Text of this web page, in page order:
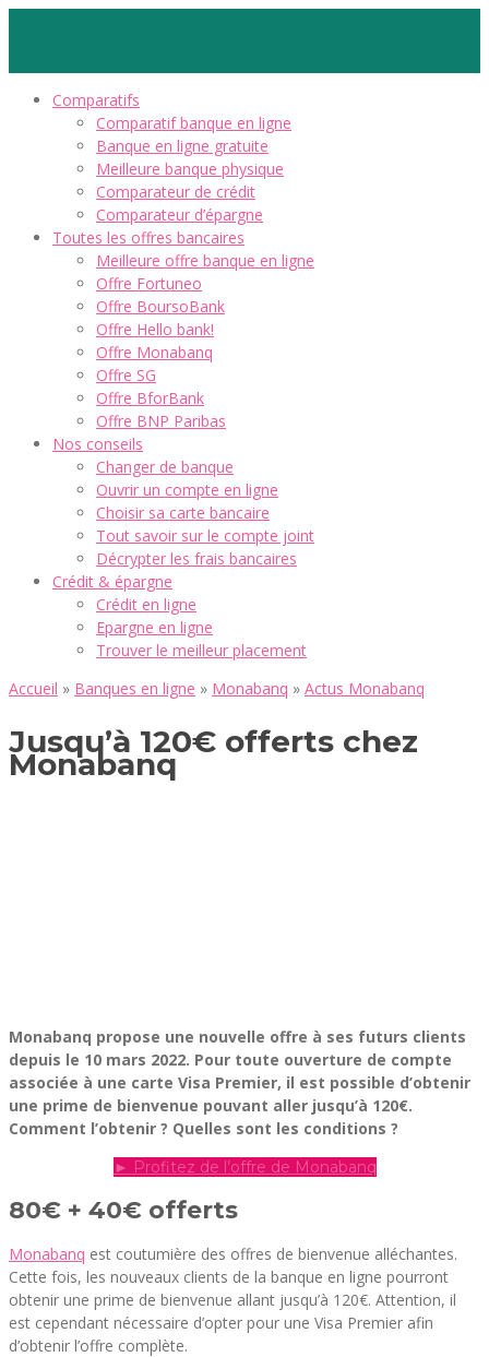
Comparatifs
Comparatif banque en ligne
Banque en ligne gratuite
Meilleure banque physique
Comparateur de crédit
Comparateur d’épargne
Toutes les offres bancaires
Meilleure offre banque en ligne
Offre Fortuneo
Offre BoursoBank
Offre Hello bank!
Offre Monabanq
Offre SG
Offre BforBank
Offre BNP Paribas
Nos conseils
Changer de banque
Ouvrir un compte en ligne
Choisir sa carte bancaire
Tout savoir sur le compte joint
Décrypter les frais bancaires
Crédit & épargne
Crédit en ligne
Epargne en ligne
Trouver le meilleur placement
Accueil » Banques en ligne » Monabanq » Actus Monabanq
Jusqu’à 120€ offerts chez
Monabanq
Monabanq propose une nouvelle offre à ses futurs clients
depuis le 10 mars 2022. Pour toute ouverture de compte
associée à une carte Visa Premier, il est possible d’obtenir
une prime de bienvenue pouvant aller jusqu’à 120€.
Comment l’obtenir ? Quelles sont les conditions ?
► Profitez de l’offre de Monabanq
80€ + 40€ offerts
Monabanq est coutumière des offres de bienvenue alléchantes.
Cette fois, les nouveaux clients de la banque en ligne pourront
obtenir une prime de bienvenue allant jusqu’à 120€. Attention, il
est cependant nécessaire d’opter pour une Visa Premier afin
d’obtenir l’offre complète.